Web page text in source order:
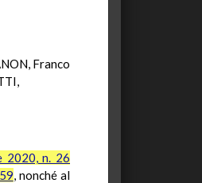
Franco
2020, n. 26
, nonché al